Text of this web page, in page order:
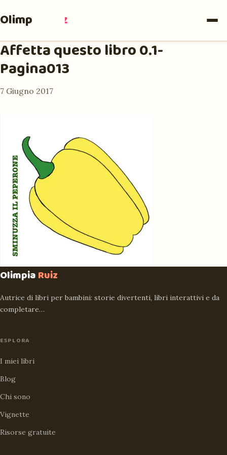
Olimpia Ruiz
Affetta questo libro 0.1-
Pagina013
7 Giugno 2017
OlimpiaRuiz
Autrice di libri per bambini: storie divertenti, libri interattivi e da
completare…
ESPLORA
I miei libri
Blog
Chi sono
Vignette
Risorse gratuite